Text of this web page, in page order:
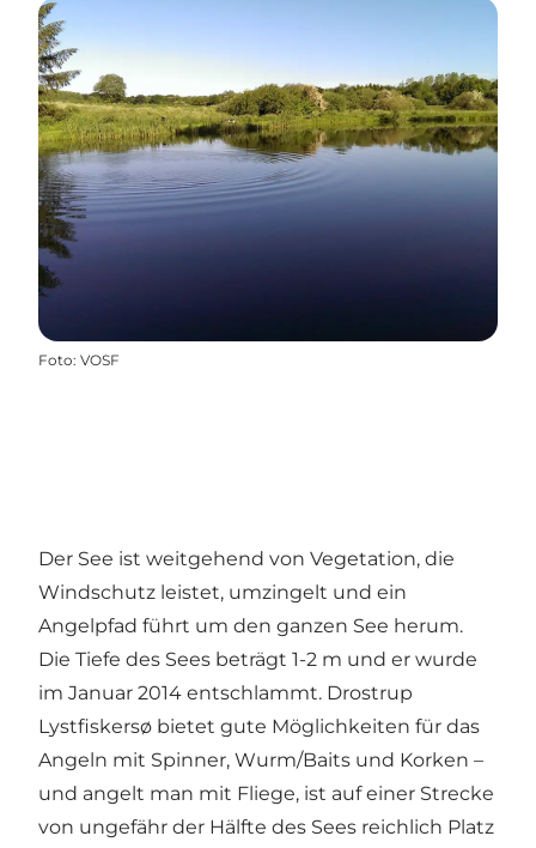
Foto: VOSF
Der See ist weitgehend von Vegetation, die
Windschutz leistet, umzingelt und ein
Angelpfad führt um den ganzen See herum.
Die Tiefe des Sees beträgt 1-2 m und er wurde
im Januar 2014 entschlammt. Drostrup
Lystfiskersø bietet gute Möglichkeiten für das
Angeln mit Spinner, Wurm/Baits und Korken –
und angelt man mit Fliege, ist auf einer Strecke
von ungefähr der Hälfte des Sees reichlich Platz